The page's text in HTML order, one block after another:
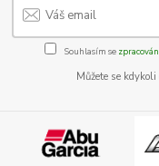
Souhlasím se
Můžete se